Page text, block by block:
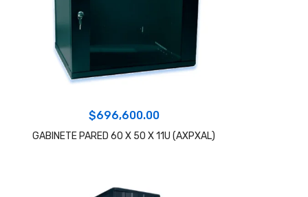
$696,600.00
GABINETE PARED 60 X 50 X 11U (AXPXAL)